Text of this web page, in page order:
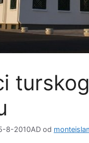
8-2010AD od